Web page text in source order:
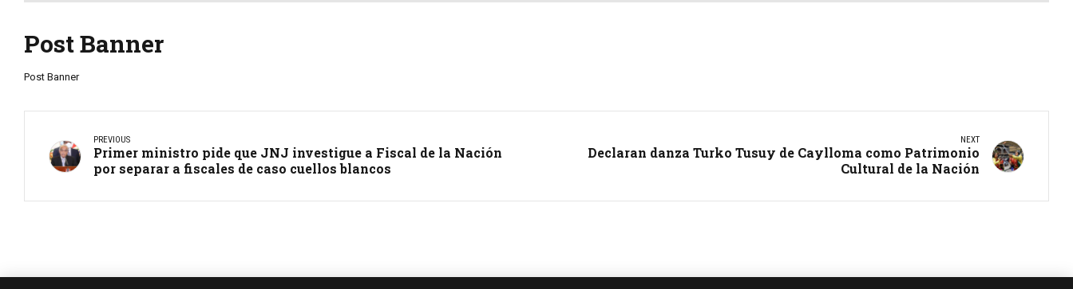
Post Banner
Post Banner
PREVIOUS
Primer ministro pide que JNJ investigue a Fiscal de la Nación
por separar a fiscales de caso cuellos blancos
NEXT
Declaran danza Turko Tusuy de Caylloma como Patrimonio
Cultural de la Nación